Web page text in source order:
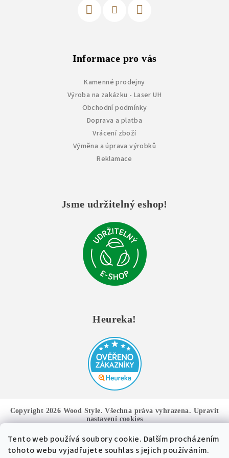
Tento web používá soubory cookie. Dalším procházením
tohoto webu vyjadřujete souhlas s jejich používáním.
Informace pro vás
Kamenné prodejny
Výroba na zakázku - Laser UH
Obchodní podmínky
Doprava a platba
Vrácení zboží
Výměna a úprava výrobků
Reklamace
Jsme udržitelný eshop!
Heureka!
Copyright 2026 Wood Style. Všechna práva vyhrazena. Upravit
nastavení cookies
Vytvořil Shoptet